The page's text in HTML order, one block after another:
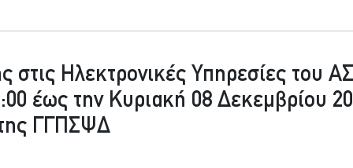
στις Ηλεκτρονικές Υπηρεσίες του
έως την Κυριακή 08 Δεκεμβρίου
ΓΓΠΣΨΔ